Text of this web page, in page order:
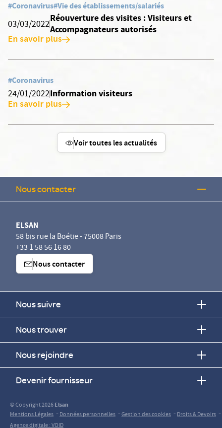
#Coronavirus#Vie des établissements/salariés
03/03/2022
Réouverture des visites : Visiteurs et
Accompagnateurs autorisés
En savoir plus
#Coronavirus
24/01/2022Information visiteurs
En savoir plus
Voir toutes les actualités
Nous contacter
ELSAN
58 bis rue la Boétie - 75008 Paris
+33 1 58 56 16 80
Nous contacter
Nous suivre
Nous trouver
Nous rejoindre
Devenir fournisseur
© Copyright 2026Elsan
Mentions Légales -Données personnelles -Gestion des cookies -Droits & Devoirs -
Agence digitale : VOID